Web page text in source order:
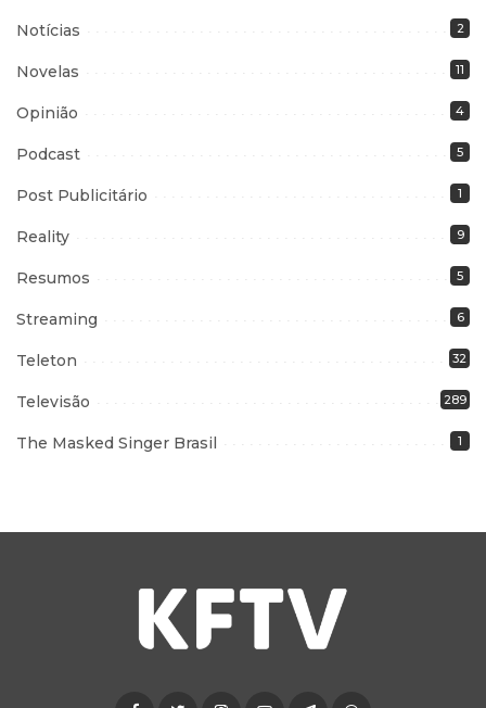
Notícias 2
Novelas 11
Opinião 4
Podcast 5
Post Publicitário 1
Reality 9
Resumos 5
Streaming 6
Teleton 32
Televisão 289
The Masked Singer Brasil 1